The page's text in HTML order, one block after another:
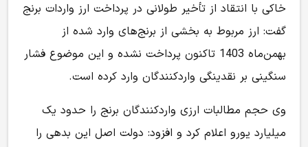
خاکی با انتقاد از تأخیر طولانی در پرداخت ارز واردات برنج
گفت: ارز مربوط به بخشی از برنج‌های وارد شده از
بهمن‌ماه 1403 تاکنون پرداخت نشده و این موضوع فشار
سنگینی بر نقدینگی واردکنندگان وارد کرده است.
وی حجم مطالبات ارزی واردکنندگان برنج را حدود یک
میلیارد یورو اعلام کرد و افزود: دولت اصل این بدهی را